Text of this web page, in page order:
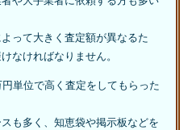
って大きく査定額が異なるた
なければなりません。
単位で高く査定をしてもらった
も多く、知恵袋や掲示板などを